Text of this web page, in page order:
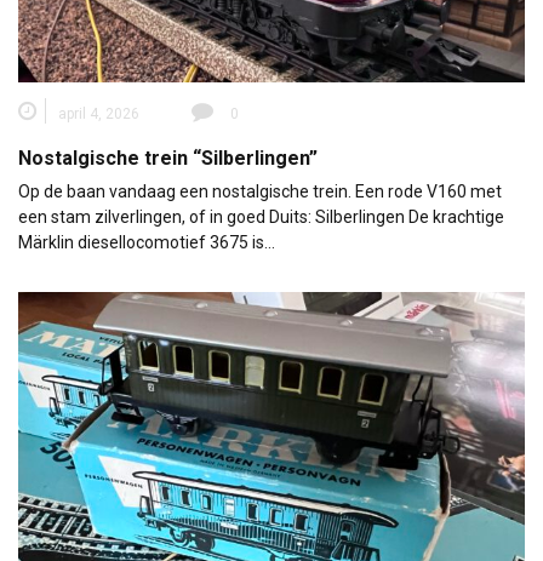
april 4, 2026 0
Nostalgische trein “Silberlingen”
Op de baan vandaag een nostalgische trein. Een rode V160 met
een stam zilverlingen, of in goed Duits: Silberlingen De krachtige
Märklin diesellocomotief 3675 is…